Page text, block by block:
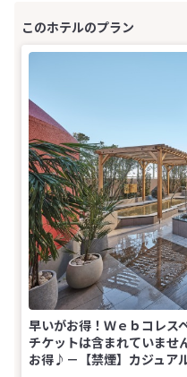
早いがお得！Ｗｅｂコレ
チケットは含まれていま
お得♪－【禁煙】カジュ